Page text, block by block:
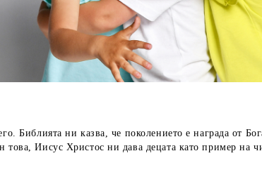
Библията ни казва, че поколението е награда от
Иисус Христос ни дава децата като пример на